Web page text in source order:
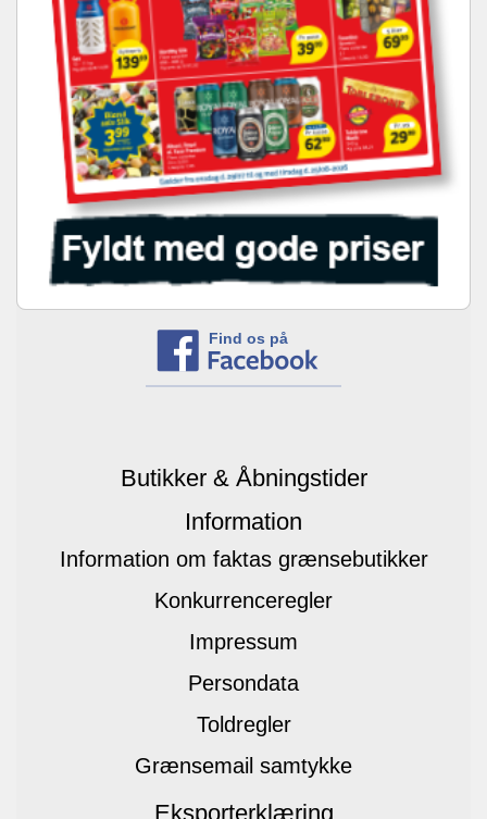
Find os på
Butikker & Åbningstider
Information
Information om faktas grænsebutikker
Konkurrenceregler
Impressum
Persondata
Toldregler
Grænsemail samtykke
Eksporterklæring